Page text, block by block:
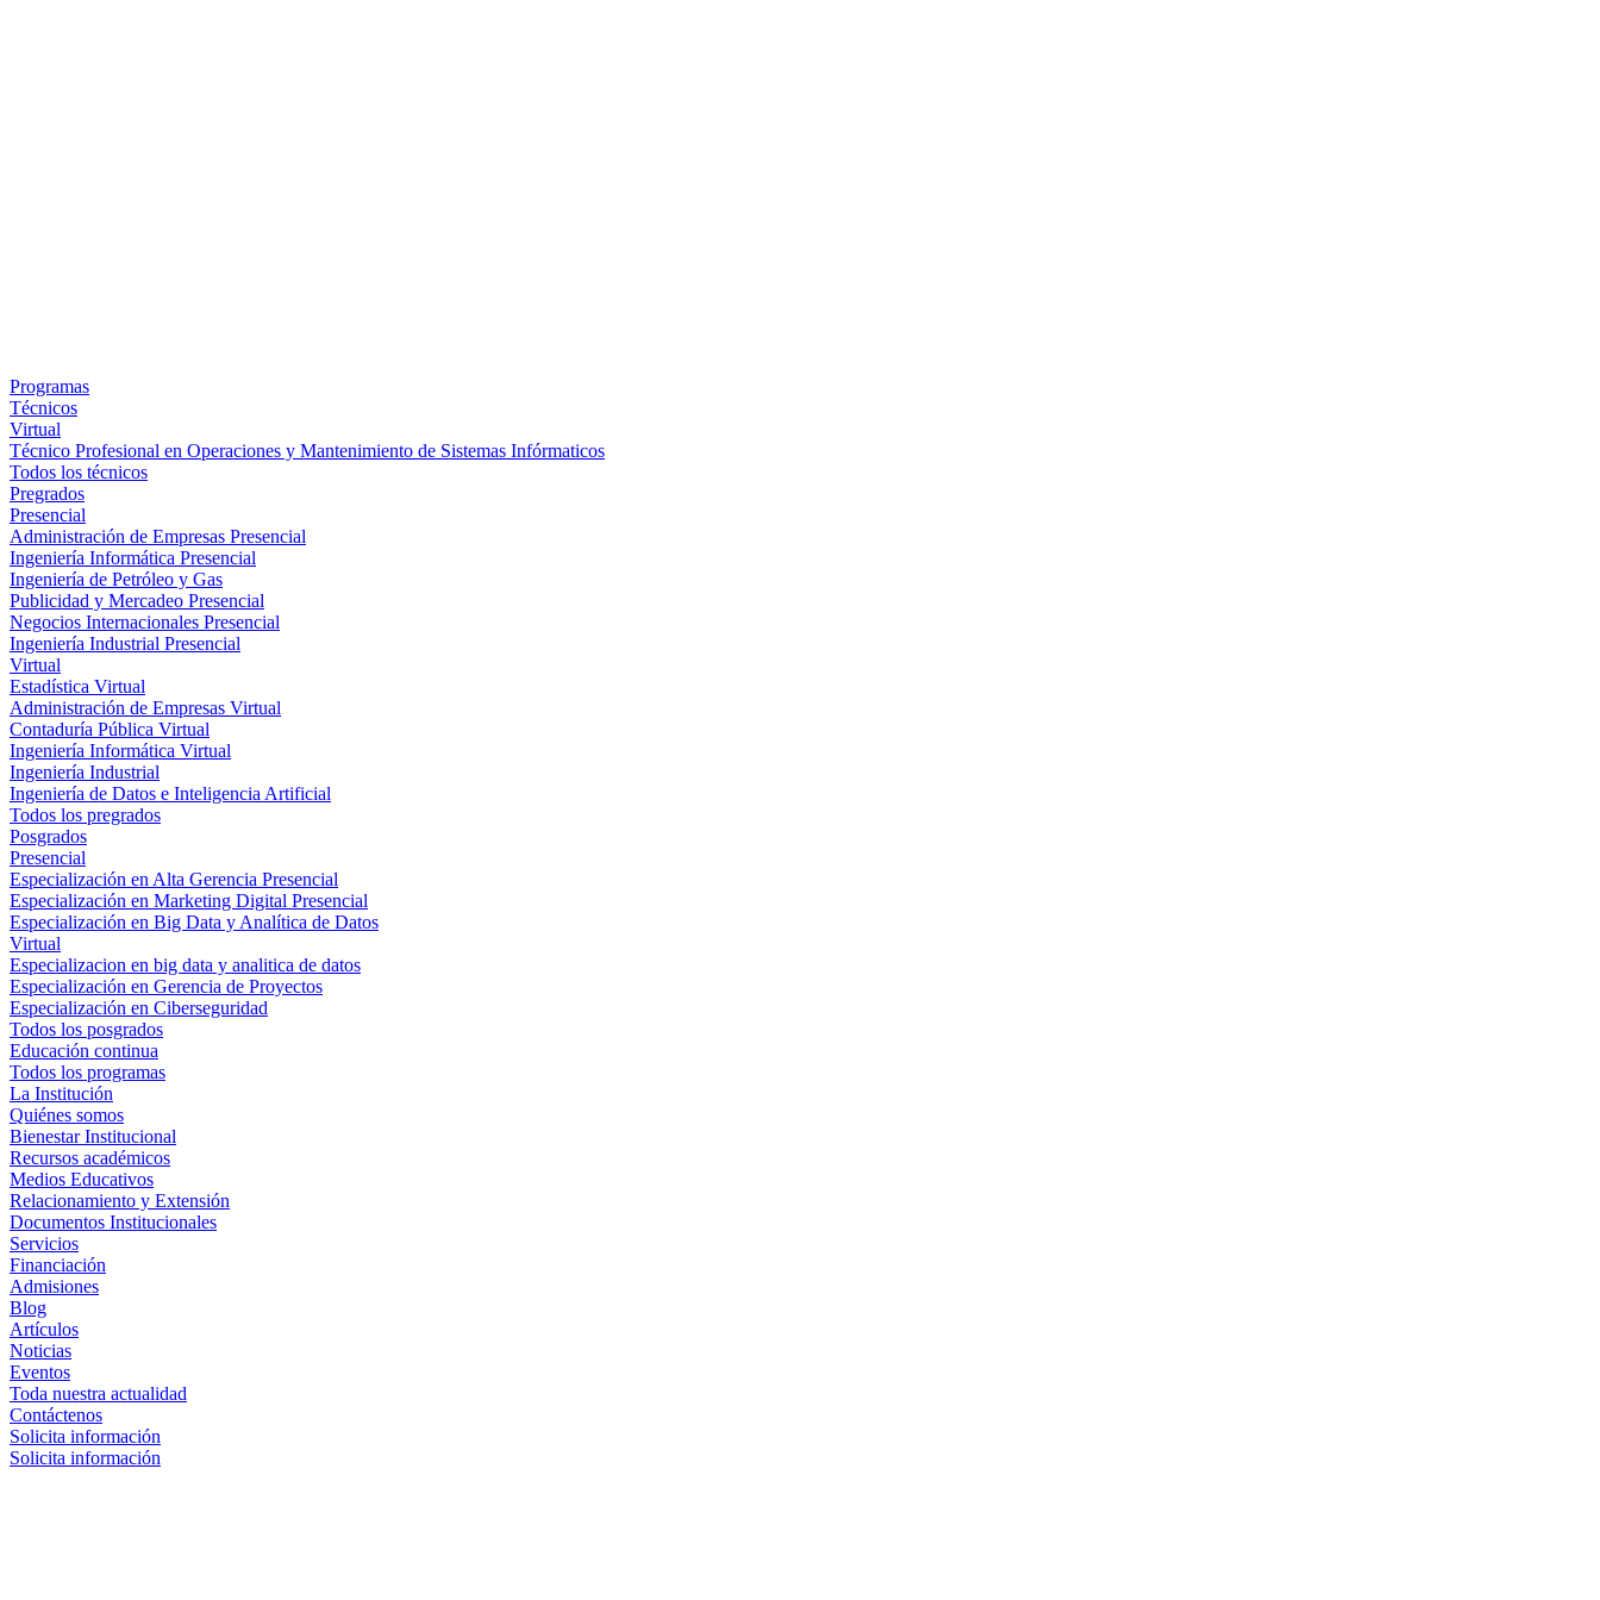
Programas
Técnicos
Virtual
Técnico Profesional en Operaciones y Mantenimiento de Sistemas Infórmaticos
Todos los técnicos
Pregrados
Presencial
Administración de Empresas Presencial
Ingeniería Informática Presencial
Ingeniería de Petróleo y Gas
Publicidad y Mercadeo Presencial
Negocios Internacionales Presencial
Ingeniería Industrial Presencial
Virtual
Estadística Virtual
Administración de Empresas Virtual
Contaduría Pública Virtual
Ingeniería Informática Virtual
Ingeniería Industrial
Ingeniería de Datos e Inteligencia Artificial
Todos los pregrados
Posgrados
Presencial
Especialización en Alta Gerencia Presencial
Especialización en Marketing Digital Presencial
Especialización en Big Data y Analítica de Datos
Virtual
Especializacion en big data y analitica de datos
Especialización en Gerencia de Proyectos
Especialización en Ciberseguridad
Todos los posgrados
Educación continua
Todos los programas
La Institución
Quiénes somos
Bienestar Institucional
Recursos académicos
Medios Educativos
Relacionamiento y Extensión
Documentos Institucionales
Servicios
Financiación
Admisiones
Blog
Artículos
Noticias
Eventos
Toda nuestra actualidad
Contáctenos
Solicita información
Solicita información